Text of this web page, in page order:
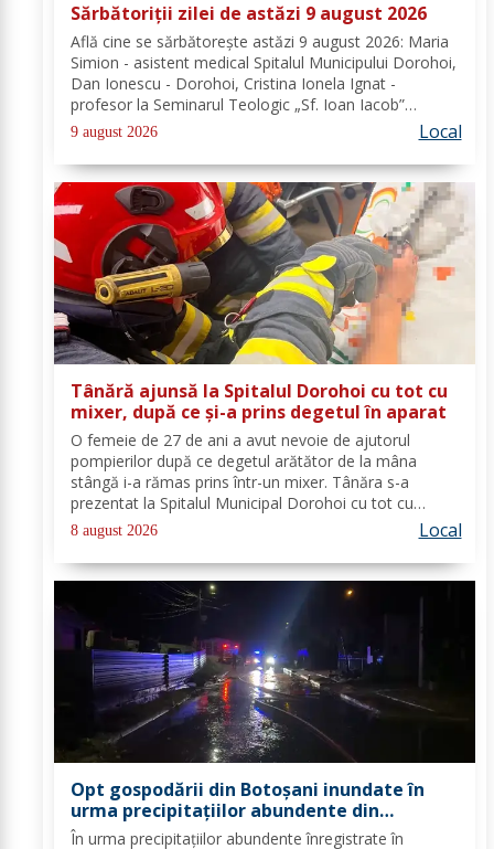
Sărbătoriții zilei de astăzi 9 august 2026
Află cine se sărbătoreşte astăzi 9 august 2026: Maria
Simion - asistent medical Spitalul Municipului Dorohoi,
Dan Ionescu - Dorohoi, Cristina Ionela Ignat -
profesor la Seminarul Teologic „Sf. Ioan Iacob”
Dorohoi, Ana-Maria Ojog - profesor- consilier
educativ Școala Gimnazială Nr. 1 Dumeni, Mihai...
9 august 2026 Local
Tânără ajunsă la Spitalul Dorohoi cu tot cu
mixer, după ce și-a prins degetul în aparat
O femeie de 27 de ani a avut nevoie de ajutorul
pompierilor după ce degetul arătător de la mâna
stângă i-a rămas prins într-un mixer. Tânăra s-a
prezentat la Spitalul Municipal Dorohoi cu tot cu
aparatul electrocasnic, iar medicii au solicitat
intervenția salvatorilor. Pompierii din cadrul...
8 august 2026 Local
Opt gospodării din Botoșani inundate în
urma precipitațiilor abundente din
ultimele ore
În urma precipitațiilor abundente înregistrate în